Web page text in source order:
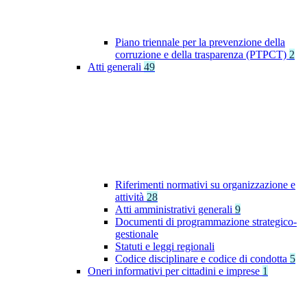
Piano triennale per la prevenzione della
corruzione e della trasparenza (PTPCT) 2
Atti generali 49
Riferimenti normativi su organizzazione e
attività 28
Atti amministrativi generali 9
Documenti di programmazione strategico-
gestionale
Statuti e leggi regionali
Codice disciplinare e codice di condotta 5
Oneri informativi per cittadini e imprese 1